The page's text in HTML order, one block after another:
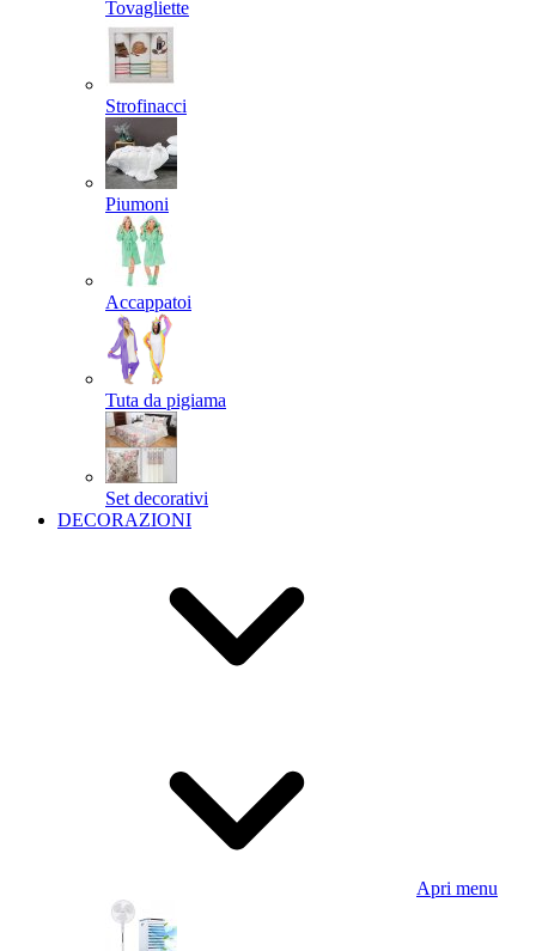
Tovagliette
Strofinacci
Piumoni
Accappatoi
Tuta da pigiama
Set decorativi
DECORAZIONI
Apri menu